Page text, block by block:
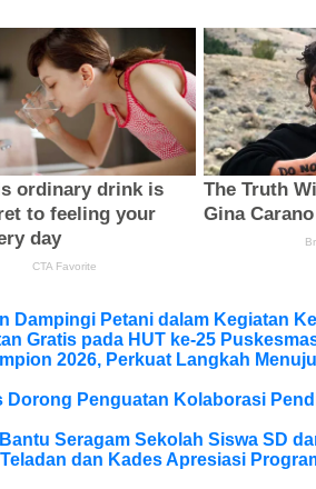
Dampingi Petani dalam Kegiatan
Gratis pada HUT ke-25
2026, Perkuat Langkah
Dorong Penguatan Kolaborasi
Seragam Sekolah Siswa SD
dan Kades Apresiasi